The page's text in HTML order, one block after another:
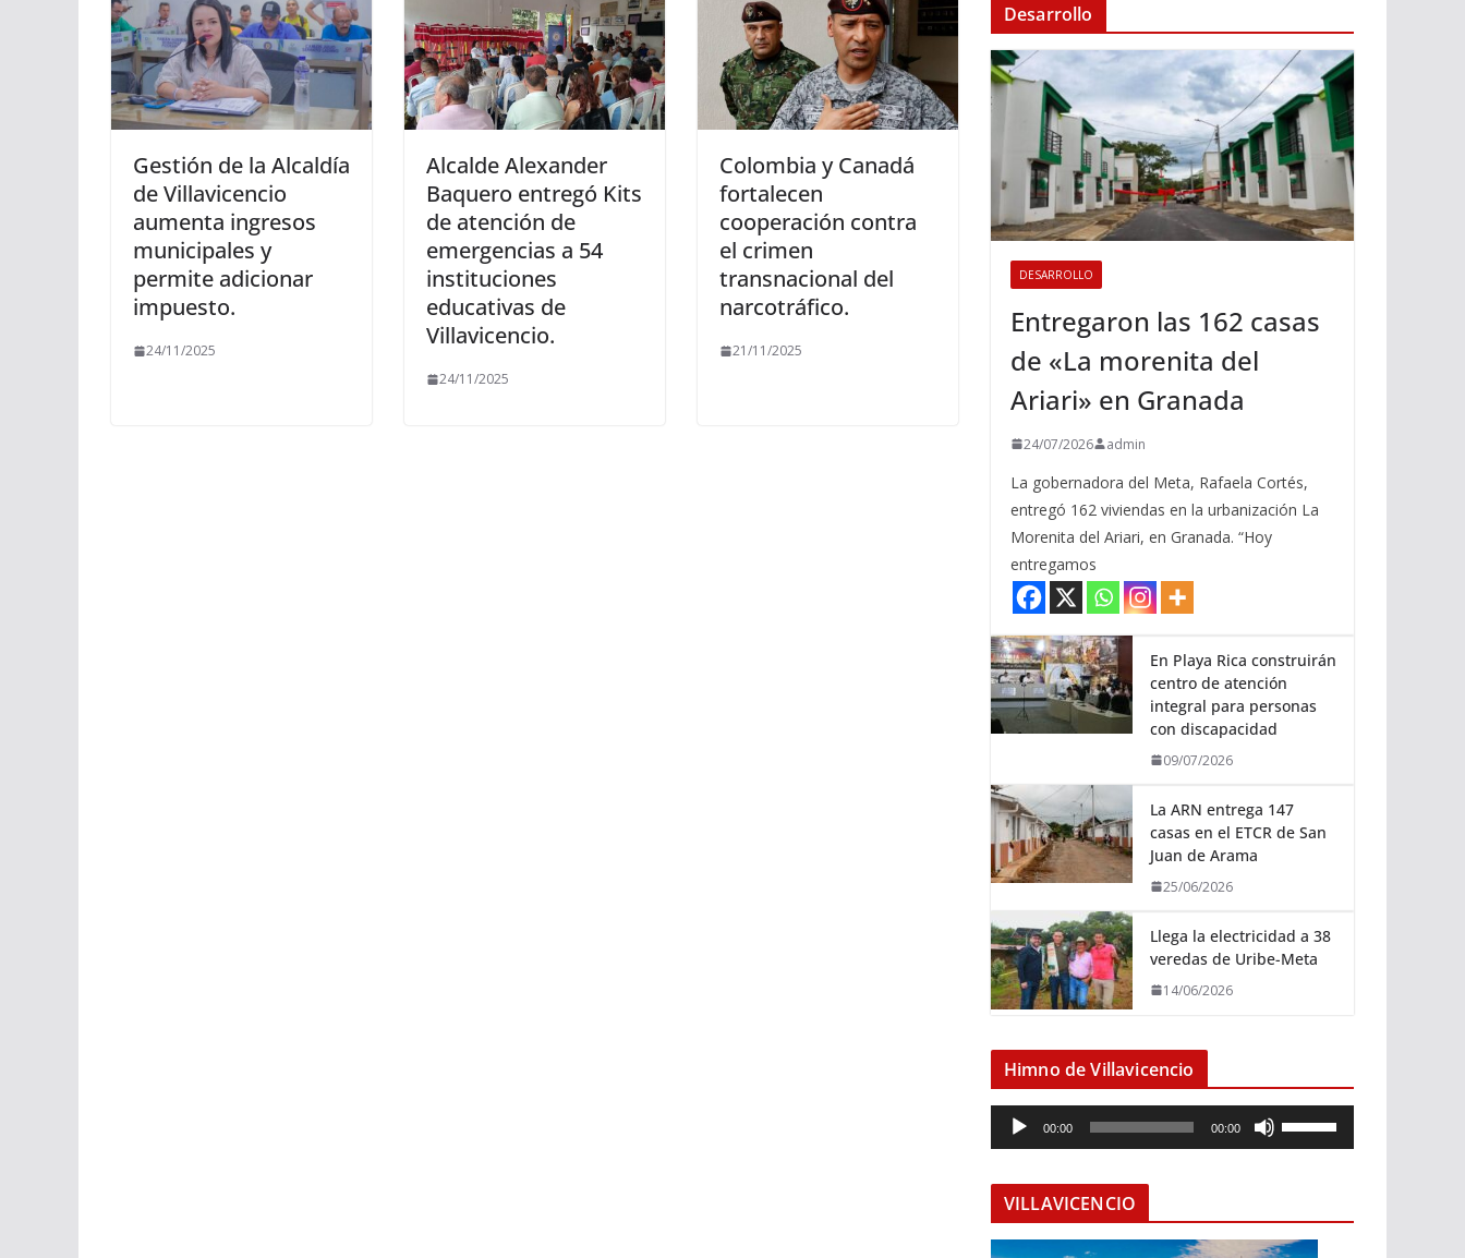
Gestión de la Alcaldía
de Villavicencio
aumenta ingresos
municipales y
permite adicionar
impuesto.
24/11/2025
Alcalde Alexander
Baquero entregó Kits
de atención de
emergencias a 54
instituciones
educativas de
Villavicencio.
24/11/2025
Colombia y Canadá
fortalecen
cooperación contra
el crimen
transnacional del
narcotráfico.
21/11/2025
Desarrollo
DESARROLLO
Entregaron las 162 casas
de «La morenita del
Ariari» en Granada
24/07/2026 admin
La gobernadora del Meta, Rafaela Cortés,
entregó 162 viviendas en la urbanización La
Morenita del Ariari, en Granada. “Hoy
entregamos
En Playa Rica construirán
centro de atención
integral para personas
con discapacidad
09/07/2026
La ARN entrega 147
casas en el ETCR de San
Juan de Arama
25/06/2026
Llega la electricidad a 38
veredas de Uribe-Meta
14/06/2026
Himno de Villavicencio
e
o
00:00 00:00
i
z
VILLAVICENCIO